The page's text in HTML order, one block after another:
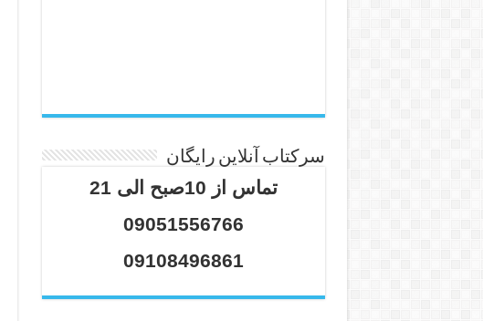
سرکتاب آنلاین رایگان
تماس از 10صبح الی 21
09051556766
09108496861